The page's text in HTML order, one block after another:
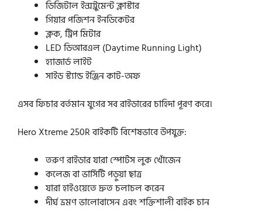
ডিজিটাল ইন্সট্রুমেন্ট ক্লাস্টার
গিয়ার পজিশন ইনডিকেটর
ক্লক, ট্রিপ মিটার
LED ডিআরএল (Daytime Running Light)
হ্যাজার্ড লাইট
সাইড স্ট্যান্ড ইঞ্জিন কাট-অফ
এসব ফিচার বর্তমান যুগের সব রাইডারের চাহিদা পূরণ করে।
Hero Xtreme 250R বাইকটি বিশেষভাবে উপযুক্ত:
তরুণ রাইডার যারা স্পোর্টস লুক খোঁজেন
কলেজ বা ভার্সিটি পড়ুয়া ছাত্র
যারা হাইওয়েতে দ্রুত চলাচল করেন
দীর্ঘ ভ্রমণ ভালোবাসেন এবং শক্তিশালী বাইক চান